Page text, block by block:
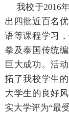
数字湖院
教务管理
OA办公
我校于2016
出四批近百名
语等课程学习
拳及泰国传统
巨大成功。活
拓了我校学生
大学生的良好
实大学评为“最